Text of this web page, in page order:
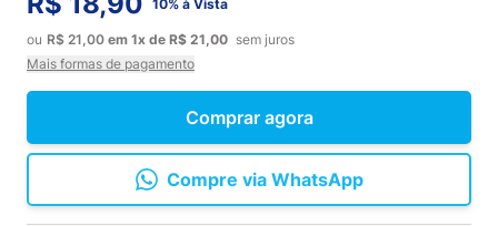
Comprar agora
10% à Vista
ou R$ 21,00 em 1x de R$ 21,00 sem juros
Mais formas de pagamento
Compre via WhatsApp